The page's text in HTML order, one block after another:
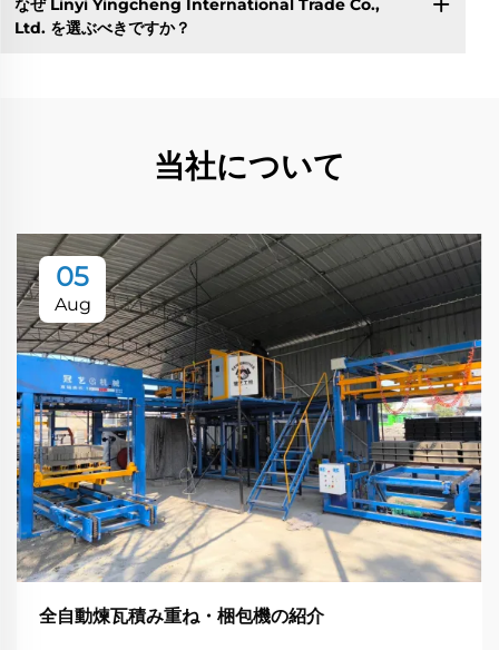
なぜ Linyi Yingcheng International Trade Co.,
Ltd. を選ぶべきですか？
当社について
05
Aug
全自動煉瓦積み重ね・梱包機の紹介